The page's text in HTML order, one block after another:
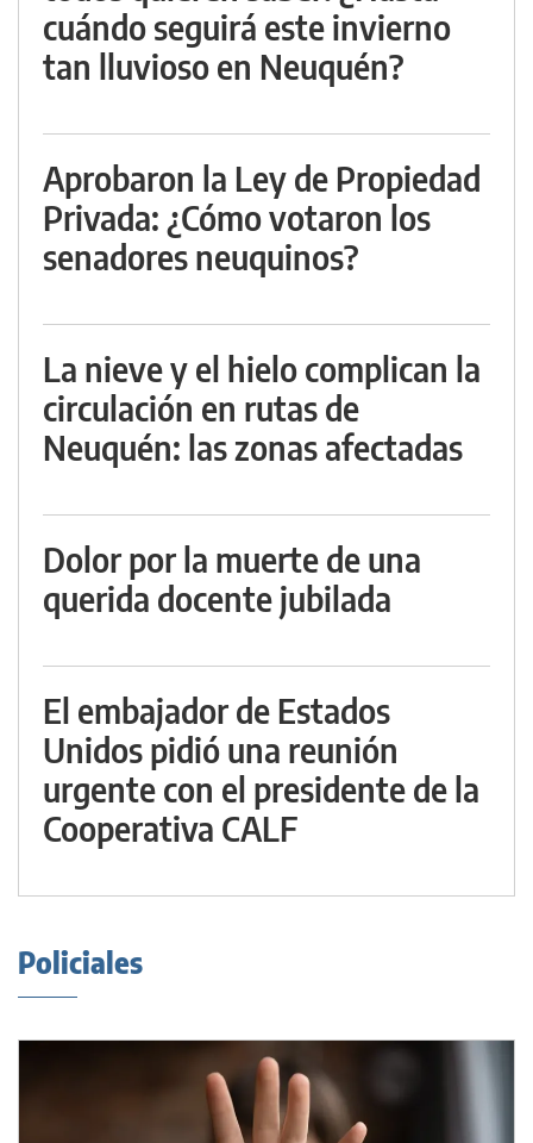
cuándo seguirá este invierno
tan lluvioso en Neuquén?
Aprobaron la Ley de Propiedad
Privada: ¿Cómo votaron los
senadores neuquinos?
La nieve y el hielo complican la
circulación en rutas de
Neuquén: las zonas afectadas
Dolor por la muerte de una
querida docente jubilada
El embajador de Estados
Unidos pidió una reunión
urgente con el presidente de la
Cooperativa CALF
Policiales